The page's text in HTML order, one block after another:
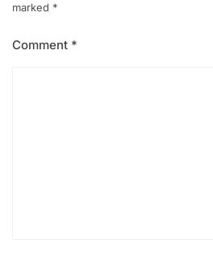
marked *
Comment *